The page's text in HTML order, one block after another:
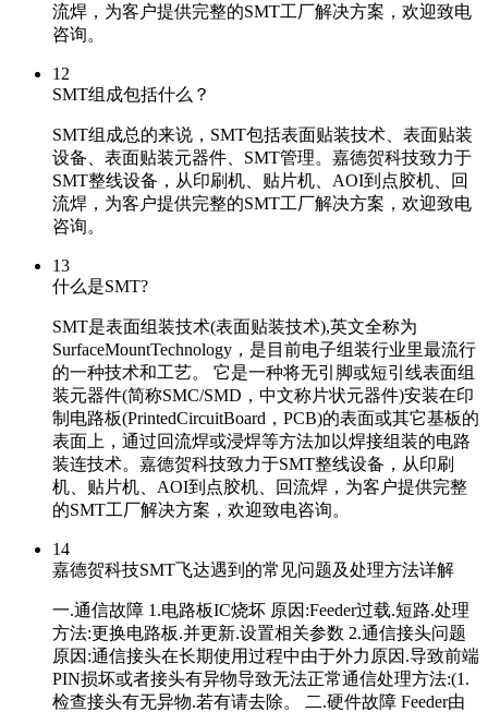
流焊，为客户提供完整的SMT工厂解决方案，欢迎致电
咨询。
12
SMT组成包括什么？
SMT组成总的来说，SMT包括表面贴装技术、表面贴装
设备、表面贴装元器件、SMT管理。嘉德贺科技致力于
SMT整线设备，从印刷机、贴片机、AOI到点胶机、回
流焊，为客户提供完整的SMT工厂解决方案，欢迎致电
咨询。
13
什么是SMT?
SMT是表面组装技术(表面贴装技术),英文全称为
SurfaceMountTechnology，是目前电子组装行业里最流行
的一种技术和工艺。 它是一种将无引脚或短引线表面组
装元器件(简称SMC/SMD，中文称片状元器件)安装在印
制电路板(PrintedCircuitBoard，PCB)的表面或其它基板的
表面上，通过回流焊或浸焊等方法加以焊接组装的电路
装连技术。嘉德贺科技致力于SMT整线设备，从印刷
机、贴片机、AOI到点胶机、回流焊，为客户提供完整
的SMT工厂解决方案，欢迎致电咨询。
14
嘉德贺科技SMT飞达遇到的常见问题及处理方法详解
一.通信故障 1.电路板IC烧坏 原因:Feeder过载.短路.处理
方法:更换电路板.并更新.设置相关参数 2.通信接头问题
原因:通信接头在长期使用过程中由于外力原因.导致前端
PIN损坏或者接头有异物导致无法正常通信处理方法:(1.
检查接头有无异物.若有请去除。 二.硬件故障 Feeder由